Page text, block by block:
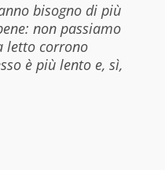
bisogno di più
non passiamo
letto corrono
è più lento e, sì,